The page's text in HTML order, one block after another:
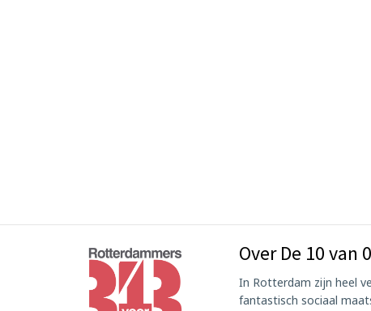
Over De 10 van
In Rotterdam zijn heel
fantastisch sociaal